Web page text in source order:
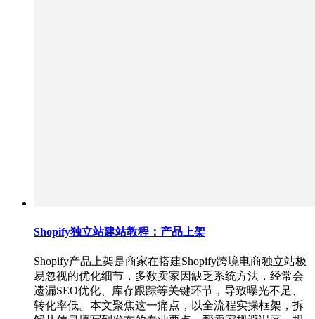
Shopify独立站建站教程：产品上架
Shopify产品上架是商家在搭建Shopify跨境电商独立站极
易忽视的优化细节，多数卖家因缺乏系统方法，经常会
遗漏SEO优化、库存跟踪等关键环节，导致曝光不足、
转化率低。本文聚焦这一痛点，以全流程实操框架，拆